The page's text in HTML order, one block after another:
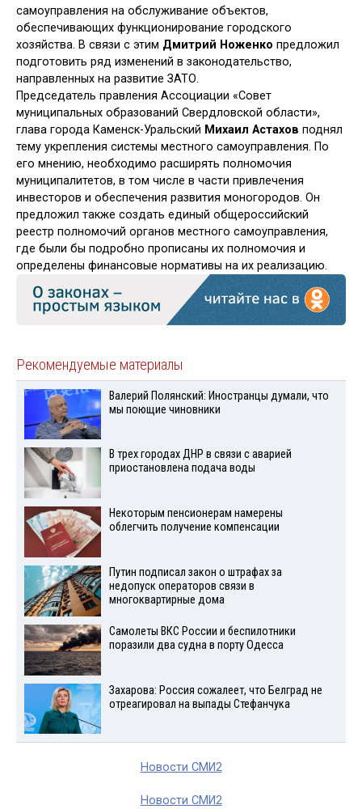
самоуправления на обслуживание объектов,
обеспечивающих функционирование городского
хозяйства. В связи с этим Дмитрий Ноженко предложил
подготовить ряд изменений в законодательство,
направленных на развитие ЗАТО.
Председатель правления Ассоциации «Совет
муниципальных образований Свердловской области»,
глава города Каменск-Уральский Михаил Астахов поднял
тему укрепления системы местного самоуправления. По
его мнению, необходимо расширять полномочия
муниципалитетов, в том числе в части привлечения
инвесторов и обеспечения развития моногородов. Он
предложил также создать единый общероссийский
реестр полномочий органов местного самоуправления,
где были бы подробно прописаны их полномочия и
определены финансовые нормативы на их реализацию.
Рекомендуемые материалы
Валерий Полянский: Иностранцы думали, что
мы поющие чиновники
В трех городах ДНР в связи с аварией
приостановлена подача воды
Некоторым пенсионерам намерены
облегчить получение компенсации
Путин подписал закон о штрафах за
недопуск операторов связи в
многоквартирные дома
Самолеты ВКС России и беспилотники
поразили два судна в порту Одесса
Захарова: Россия сожалеет, что Белград не
отреагировал на выпады Стефанчука
Новости СМИ2
Новости СМИ2